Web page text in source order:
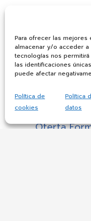
Para ofrecer las mejores
almacenar y/o acceder
tecnologías nos
las identificaciones
puede afectar
Política de
cookies
Política
datos
Oferta